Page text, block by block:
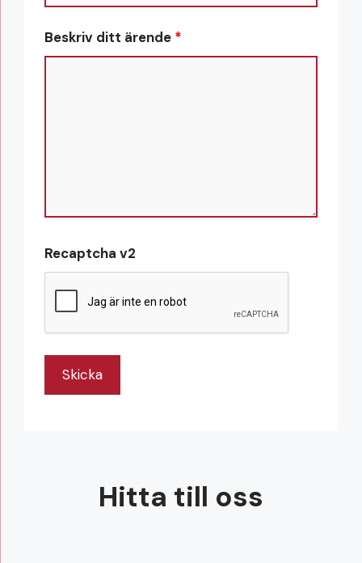
Beskriv ditt ärende *
Recaptcha v2
Hitta till oss